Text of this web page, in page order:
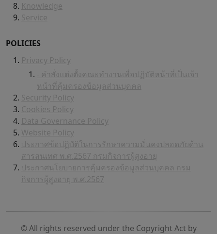
Knowledge
Service
POLICIES
Privacy Policy
- คำสั่งแต่งตั้งคณะทำงานเพื่อปฏิบัติหน้าที่เป็นเจ้า
หน้าที่คุ้มครองข้อมูลส่วนบุคคล
Security Policy
Cookies Policy
Data Governance Policy
Website Policy
ประกาศข้อปฏิบัติในการรักษาความมั่นคงปลอดภัยด้าน
สารสนเทศ พ.ศ.2567 กรมกิจการผู้สูงอายุ
ประกาศนโยบายการคุ้มครองข้อมูลส่วนบุคคล กรม
กิจการผู้สูงอายุ พ.ศ.2567
© All rights reserved under the Copyright Act by